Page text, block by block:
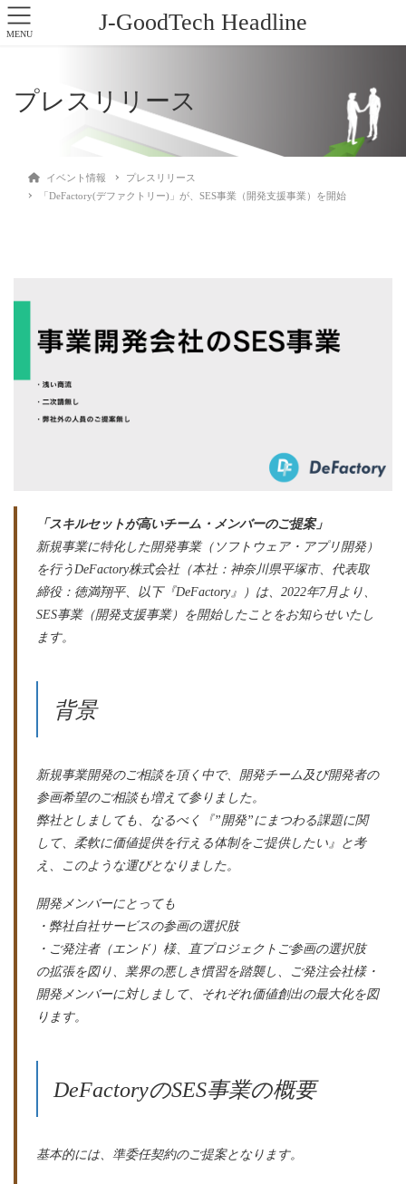
J-GoodTech Headline
プレスリリース
イベント情報
プレスリリース
「DeFactory(デファクトリー)」が、SES事業（開発支援事業）を開始
「スキルセットが高いチーム・メンバーのご提案」
新規事業に特化した開発事業（ソフトウェア・アプリ開発）
を行うDeFactory株式会社（本社：神奈川県平塚市、代表取
締役：徳満翔平、以下『DeFactory』）は、2022年7月より、
SES事業（開発支援事業）を開始したことをお知らせいたし
ます。
背景
新規事業開発のご相談を頂く中で、開発チーム及び開発者の
参画希望のご相談も増えて参りました。
弊社としましても、なるべく『”開発”にまつわる課題に関
して、柔軟に価値提供を行える体制をご提供したい』と考
え、このような運びとなりました。
開発メンバーにとっても
・弊社自社サービスの参画の選択肢
・ご発注者（エンド）様、直プロジェクトご参画の選択肢
の拡張を図り、業界の悪しき慣習を踏襲し、ご発注会社様・
開発メンバーに対しまして、それぞれ価値創出の最大化を図
ります。
DeFactoryのSES事業の概要
基本的には、準委任契約のご提案となります。
MENU